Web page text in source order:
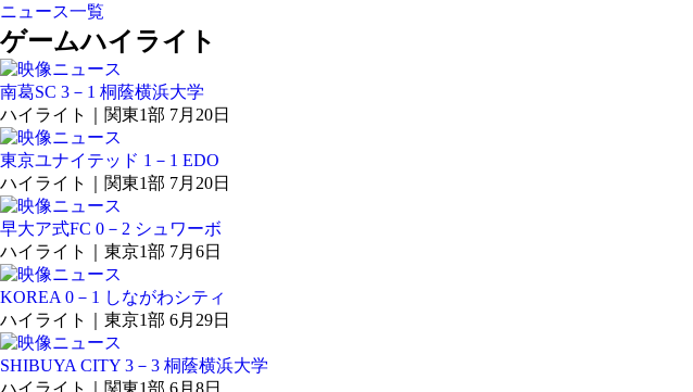
ニュース一覧
ゲームハイライト
南葛SC 3－1 桐蔭横浜大学
ハイライト｜関東1部 7月20日
東京ユナイテッド 1－1 EDO
ハイライト｜関東1部 7月20日
早大ア式FC 0－2 シュワーボ
ハイライト｜東京1部 7月6日
KOREA 0－1 しながわシティ
ハイライト｜東京1部 6月29日
SHIBUYA CITY 3－3 桐蔭横浜大学